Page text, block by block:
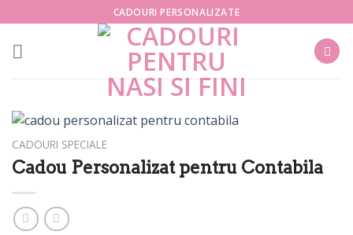
to
content
CADOURI PERSONALIZATE
CADOURI SPECIALE
Cadou Personalizat pentru Contabila